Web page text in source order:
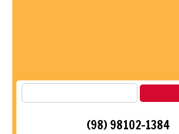
(98) 98102-1384